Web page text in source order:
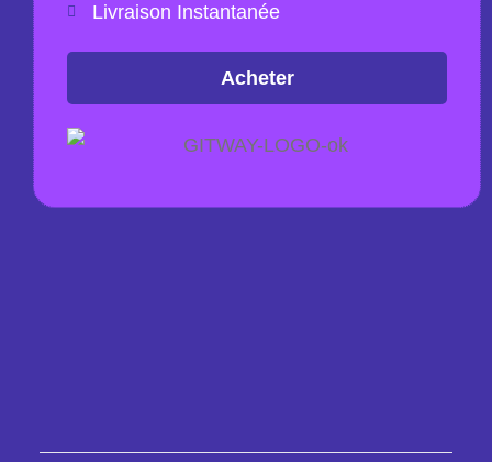
Livraison Instantanée
Acheter